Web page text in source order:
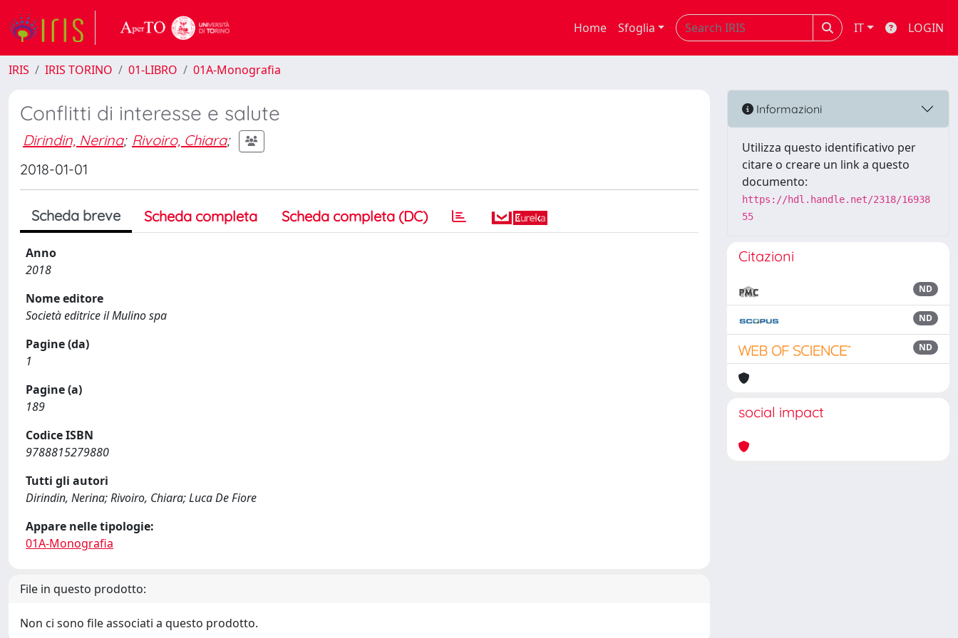
Home Sfoglia IT LOGIN
IRIS IRIS TORINO 01-LIBRO 01A-Monografia
Conflitti di interesse e salute
Dirindin, Nerina; Rivoiro, Chiara;
2018-01-01
Scheda breve Scheda completa Scheda completa (DC)
Anno
2018
Nome editore
Società editrice il Mulino spa
Pagine (da)
1
Pagine (a)
189
Codice ISBN
9788815279880
Tutti gli autori
Dirindin, Nerina; Rivoiro, Chiara; Luca De Fiore
Appare nelle tipologie:
01A-Monografia
File in questo prodotto:
Non ci sono file associati a questo prodotto.
Informazioni
Utilizza questo identificativo per
citare o creare un link a questo
documento:
https://hdl.handle.net/2318/16938
55
Citazioni
ND
ND
ND
social impact